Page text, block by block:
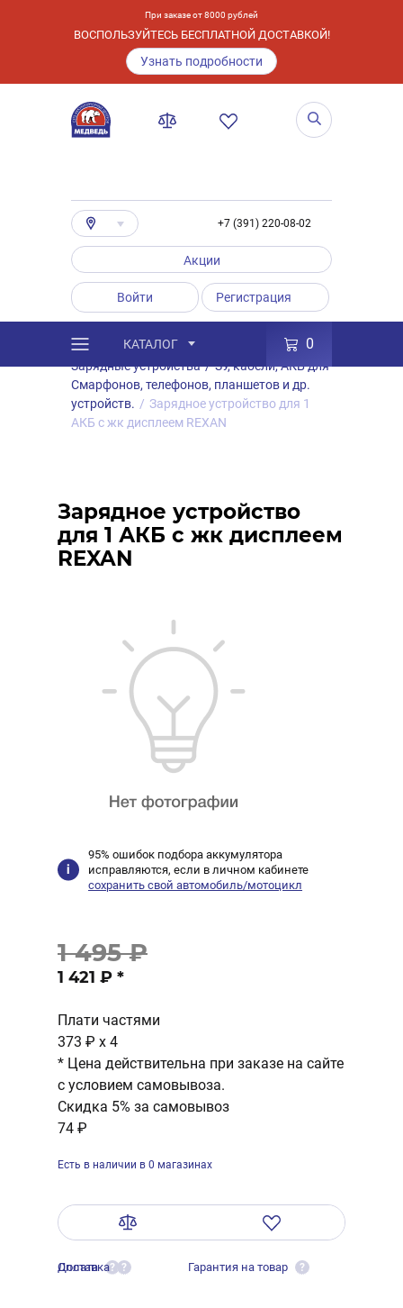
При заказе от 8000 рублей
ВОСПОЛЬЗУЙТЕСЬ БЕСПЛАТНОЙ ДОСТАВКОЙ!
Узнать подробности
+7 (391) 220-08-02
Акции
Войти Регистрация
КАТАЛОГ 0
Каталог / Товары Аксессуары
/
Зарядные устройства / ЗУ, кабели, АКБ для
Смарфонов, телефонов, планшетов и др.
устройств. / Зарядное устройство для 1
АКБ с жк дисплеем REXAN
Зарядное устройство
для 1 АКБ с жк дисплеем
REXAN
95% ошибок подбора аккумулятора
исправляются, если в личном кабинете
сохранить свой автомобиль/мотоцикл
1 495 ₽
1 421 ₽ *
Плати частями
373 ₽ x 4
* Цена действительна при заказе на сайте
с условием самовывоза.
Скидка 5% за самовывоз
74 ₽
Есть в наличии в 0 магазинах
Оплата ?
Доставка ? Гарантия на товар ?